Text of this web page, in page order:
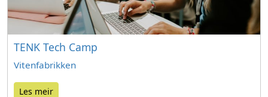
TENK Tech Camp
Vitenfabrikken
Les meir